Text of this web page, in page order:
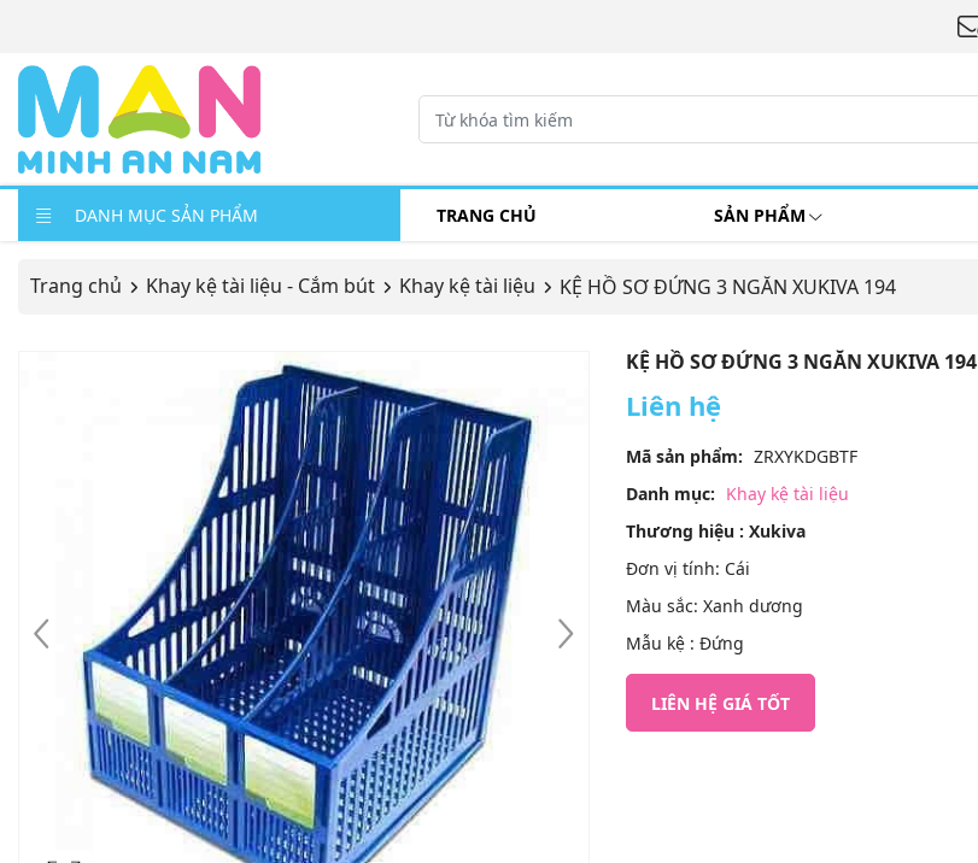
DANH MỤC SẢN PHẨM TRANG CHỦ SẢN PHẨM
Trang chủ Khay kệ tài liệu - Cắm bút Khay kệ tài liệu KỆ HỒ SƠ ĐỨNG 3 NGĂN XUKIVA 194
KỆ HỒ SƠ ĐỨNG 3 NGĂN XUKIVA 194
Liên hệ
Mã sản phẩm: ZRXYKDGBTF
Danh mục: Khay kệ tài liệu
Thương hiệu : Xukiva
Đơn vị tính: Cái
Màu sắc: Xanh dương
Mẫu kệ : Đứng
LIÊN HỆ GIÁ TỐT